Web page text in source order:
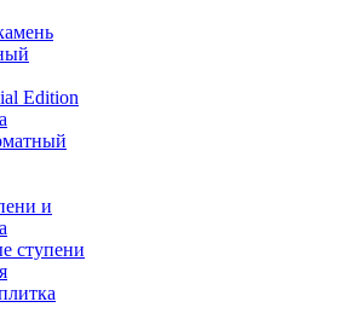
Edition
и
ступени